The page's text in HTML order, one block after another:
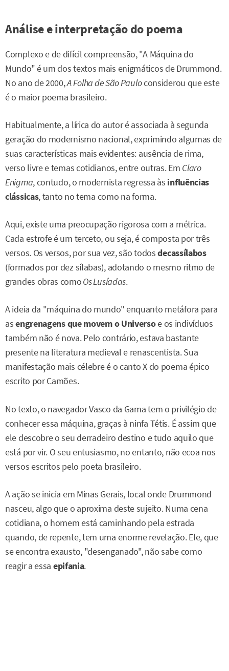
Análise e interpretação do poema
Complexo e de difícil compreensão, "A Máquina do
Mundo" é um dos textos mais enigmáticos de Drummond.
No ano de 2000,A Folha de São Pauloconsiderou que este
é o maior poema brasileiro.
Habitualmente, a lírica do autor é associada à segunda
geração do modernismo nacional, exprimindo algumas de
suas características mais evidentes: ausência de rima,
verso livre e temas cotidianos, entre outras. Em Claro
Enigma, contudo, o modernista regressa às influências
clássicas, tanto no tema como na forma.
Aqui, existe uma preocupação rigorosa com a métrica.
Cada estrofe é um terceto, ou seja, é composta por três
versos. Os versos, por sua vez, são todosdecassílabos
(formados por dez sílabas), adotando o mesmo ritmo de
grandes obras comoOs Lusíadas.
A ideia da "máquina do mundo" enquanto metáfora para
asengrenagens que movem o Universoe os indivíduos
também não é nova. Pelo contrário, estava bastante
presente na literatura medieval e renascentista. Sua
manifestação mais célebre é o canto X do poema épico
escrito por Camões.
No texto, o navegador Vasco da Gama tem o privilégio de
conhecer essa máquina, graças à ninfa Tétis. É assim que
ele descobre o seu derradeiro destino e tudo aquilo que
está por vir. O seu entusiasmo, no entanto, não ecoa nos
versos escritos pelo poeta brasileiro.
A ação se inicia em Minas Gerais, local onde Drummond
nasceu, algo que o aproxima deste sujeito. Numa cena
cotidiana, o homem está caminhando pela estrada
quando, de repente, tem uma enorme revelação. Ele, que
se encontra exausto, "desenganado", não sabe como
reagir a essa epifania.